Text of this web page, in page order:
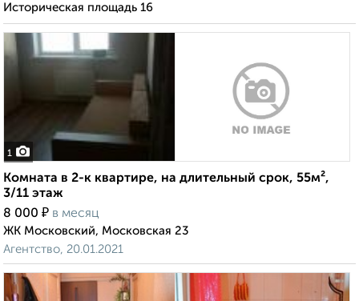
Историческая площадь 16
1
Комната в 2-к квартире, на длительный срок, 55м²,
3/11 этаж
8 000 ₽ в месяц
ЖК Московский, Московская 23
Агентство, 20.01.2021